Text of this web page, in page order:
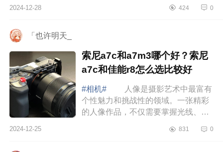
哪个好？佳能r100和r50有什么区
2024-12-28 424 0
「也许明天_
索尼a7c和a7m3哪个好？索尼
a7c和佳能r8怎么选比较好
#相机#
人像是摄影艺术中最富有
个性魅力和挑战性的领域。一张精彩
的人像作品，不仅需要掌握光线、构
摄者内在情感的独特诠释。而要拥有
2024-12-25 831 0